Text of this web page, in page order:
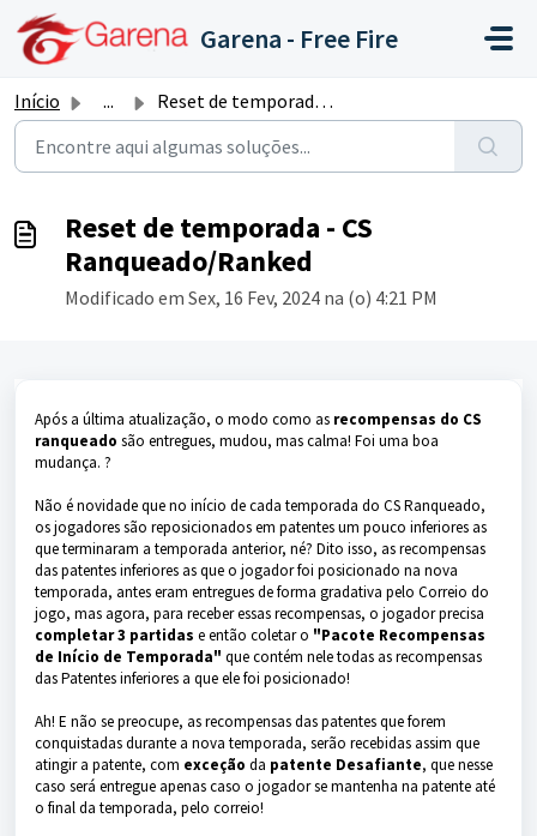
Ir para o conteúdo principal
Garena - Free Fire
Início ... Reset de temporada - CS Ranqueado/Ranked
Reset de temporada - CS
Ranqueado/Ranked
Modificado em Sex, 16 Fev, 2024 na (o) 4:21 PM
Após a última atualização, o modo como as recompensas do CS
ranqueado são entregues, mudou, mas calma! Foi uma boa
mudança. ?
Não é novidade que no início de cada temporada do CS Ranqueado,
os jogadores são reposicionados em patentes um pouco inferiores as
que terminaram a temporada anterior, né? Dito isso, as recompensas
das patentes inferiores as que o jogador foi posicionado na nova
temporada, antes eram entregues de forma gradativa pelo Correio do
jogo, mas agora, para receber essas recompensas, o jogador precisa
completar3 partidas e então coletar o "Pacote Recompensas
de Início de Temporada" que contém nele todas as recompensas
das Patentes inferiores a que ele foi posicionado!
Ah! E não se preocupe, as recompensas das patentes que forem
conquistadas durante a nova temporada, serão recebidas assim que
atingir a patente, com exceção da patente Desafiante, que nesse
caso será entregue apenas caso o jogador se mantenha na patente até
o final da temporada, pelo correio!